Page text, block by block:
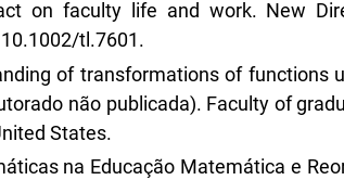
on faculty life and work. New
tl.7601.
of transformations of functions
não publicada). Faculty of
States.
na Educação Matemática e